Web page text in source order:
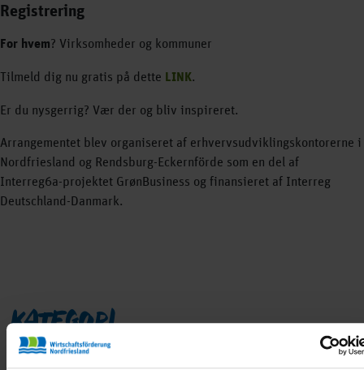
Registrering
For hvem? Virksomheder og kommuner
Tilmeld dig nu gratis på dette LINK.
Er du nysgerrig? Vær der og bliv inspireret.
Arrangementet blev organiseret af erhvervsudviklingskontorerne i
Nordfriesland og Rendsburg-Eckernförde som en del af
Interreg6a-projektet GrønBusiness og finansieret af Interreg
Deutschland-Danmark.
KATEGORI
Grøn